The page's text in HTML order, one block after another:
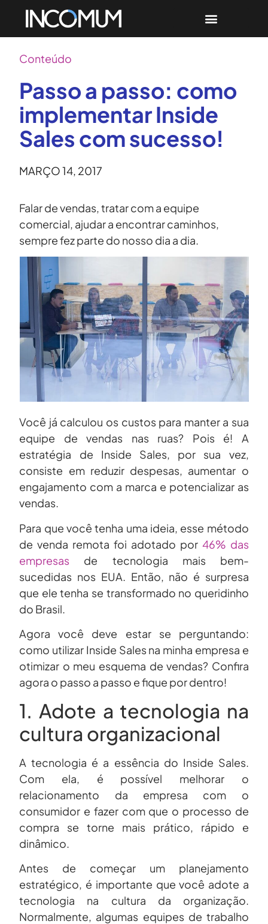
Conteúdo
Passo a passo: como
implementar Inside
Sales com sucesso!
MARÇO 14, 2017
Falar de vendas, tratar com a equipe
comercial, ajudar a encontrar caminhos,
sempre fez parte do nosso dia a dia.
Você já calculou os custos para manter a sua
equipe de vendas nas ruas? Pois é! A
estratégia de Inside Sales, por sua vez,
consiste em reduzir despesas, aumentar o
engajamento com a marca e potencializar as
vendas.
Para que você tenha uma ideia, esse método
de venda remota foi adotado por 46% das
empresas de tecnologia mais bem-
sucedidas nos EUA. Então, não é surpresa
que ele tenha se transformado no queridinho
do Brasil.
Agora você deve estar se perguntando:
como utilizar Inside Sales na minha empresa e
otimizar o meu esquema de vendas? Confira
agora o passo a passo e fique por dentro!
1. Adote a tecnologia na
cultura organizacional
A tecnologia é a essência do Inside Sales.
Com ela, é possível melhorar o
relacionamento da empresa com o
consumidor e fazer com que o processo de
compra se torne mais prático, rápido e
dinâmico.
Antes de começar um planejamento
estratégico, é importante que você adote a
tecnologia na cultura da organização.
Normalmente, algumas equipes de trabalho